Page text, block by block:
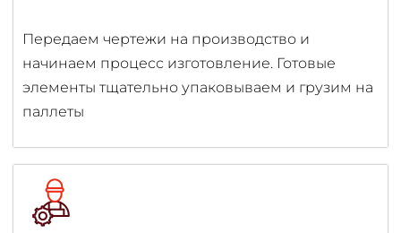
Передаем чертежи на производство и
начинаем процесс изготовление. Готовые
элементы тщательно упаковываем и грузим на
паллеты